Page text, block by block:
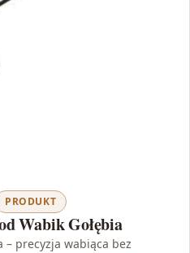
PRODUKT
Wabik Gołębia
– precyzja wabiąca bez